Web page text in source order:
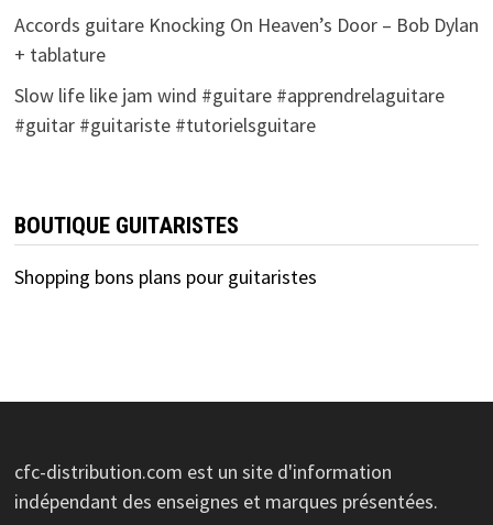
Accords guitare Knocking On Heaven’s Door – Bob Dylan
+ tablature
Slow life like jam wind #guitare #apprendrelaguitare
#guitar #guitariste #tutorielsguitare
BOUTIQUE GUITARISTES
Shopping bons plans pour guitaristes
cfc-distribution.com est un site d'information
indépendant des enseignes et marques présentées.